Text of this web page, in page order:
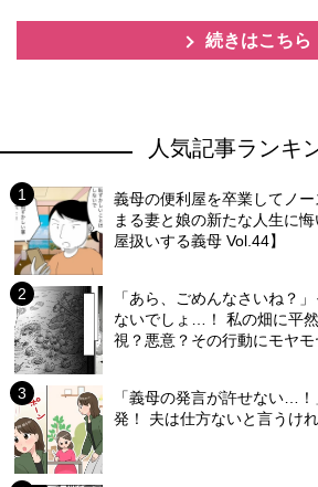
続きはこちら
人気記事ランキ
義母の便利屋を卒業してノ
まる妻と娘の新たな人生に
屋扱いする義母 Vol.44】
「あら、ごめんなさいね？
ないでしょ…！ 私の畑に平
視？悪意？その行動にモヤ
「義母の発言が許せない…
発！ 夫は仕方ないと言うけ